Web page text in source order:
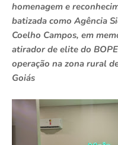
homenagem e
batizada como Agência
Coelho Campos, em
atirador de elite do
operação na zona rural
Goiás